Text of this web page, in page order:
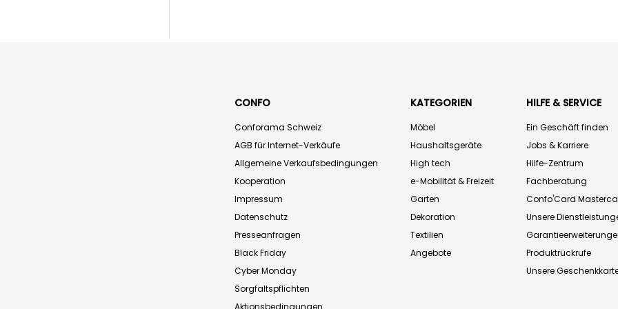
CONFO
Conforama Schweiz
AGB für Internet-Verkäufe
Allgemeine Verkaufsbedingungen
Kooperation
Impressum
Datenschutz
Presseanfragen
Black Friday
Cyber Monday
Sorgfaltspflichten
KATEGORIEN
Möbel
Haushaltsgeräte
High tech
e-Mobilität & Freizeit
Garten
Dekoration
Textilien
Angebote
HILFE & SERVICE
Ein Geschäft finden
Jobs & Karriere
Hilfe-Zentrum
Fachberatung
Confo'Card
Unsere
Produktrückrufe
Unsere